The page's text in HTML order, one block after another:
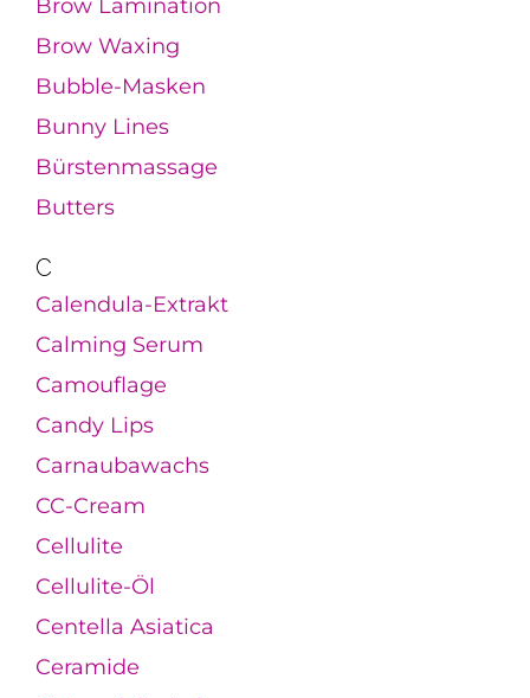
Brow Lamination
Brow Waxing
Bubble-Masken
Bunny Lines
Bürstenmassage
Butters
C
Calendula-Extrakt
Calming Serum
Camouflage
Candy Lips
Carnaubawachs
CC-Cream
Cellulite
Cellulite-Öl
Centella Asiatica
Ceramide